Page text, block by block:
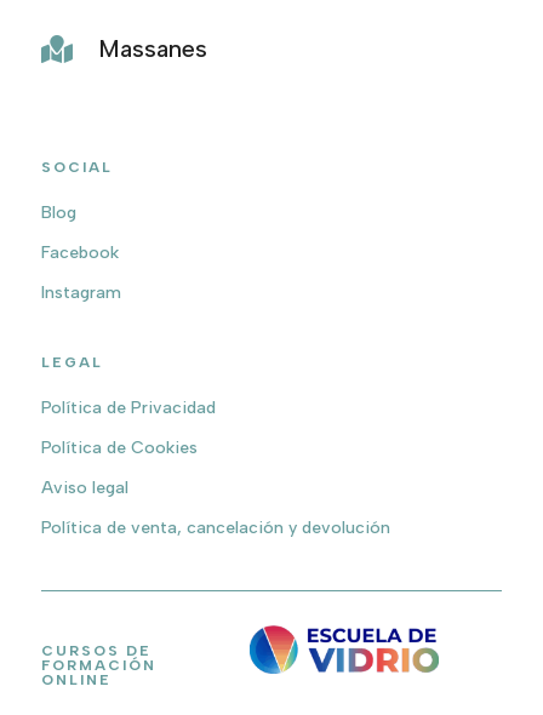
 Massanes
SOCIAL
Blog
Facebook
Instagram
LEGAL
Política de Privacidad
Política de Cookies
Aviso legal
Política de venta, cancelación y devolución
CURSOS DE
FORMACIÓN
ONLINE